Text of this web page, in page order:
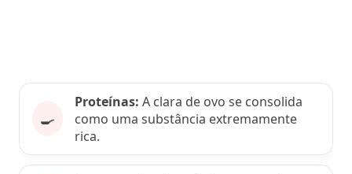
🍳
Proteínas: A clara de ovo se consolida
como uma substância extremamente
rica.